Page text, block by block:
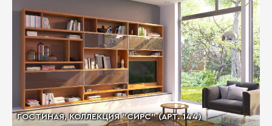
ГОСТИНАЯ, КОЛЛЕКЦИЯ "СИРС" (АРТ. 144)